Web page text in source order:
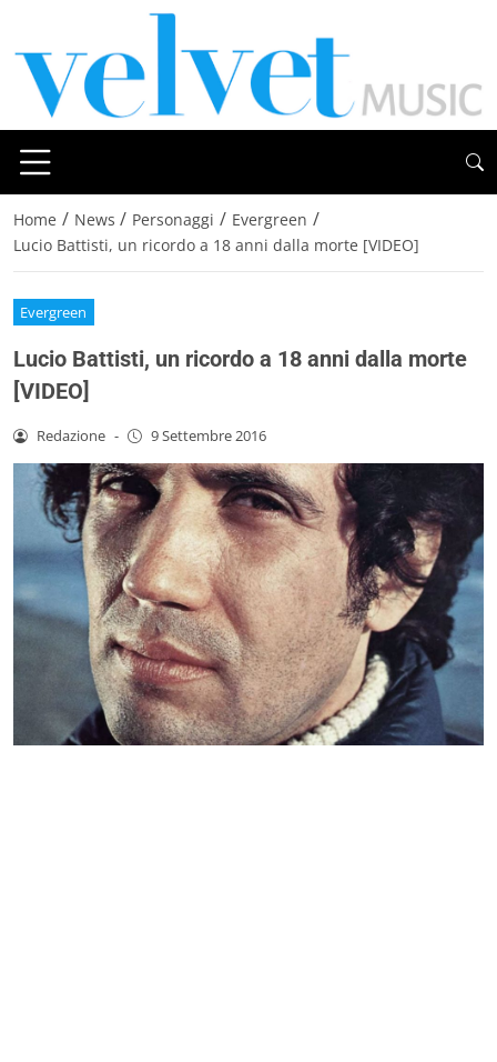
Home / News / Personaggi / Evergreen /
Lucio Battisti, un ricordo a 18 anni dalla morte [VIDEO]
Evergreen
Lucio Battisti, un ricordo a 18 anni dalla morte
[VIDEO]
Redazione - 9 Settembre 2016